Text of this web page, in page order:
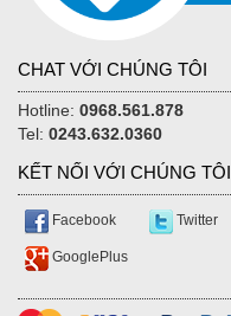
CHAT VỚI CHÚNG TÔI
Hotline: 0968.561.878
Tel: 0243.632.0360
KẾT NỐI VỚI CHÚNG TÔI
Facebook Twitter
GooglePlus